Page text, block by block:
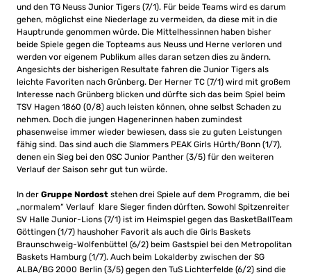
und den TG Neuss Junior Tigers (7/1). Für beide Teams wird es darum
gehen, möglichst eine Niederlage zu vermeiden, da diese mit in die
Hauptrunde genommen würde. Die Mittelhessinnen haben bisher
beide Spiele gegen die Topteams aus Neuss und Herne verloren und
werden vor eigenem Publikum alles daran setzen dies zu ändern.
Angesichts der bisherigen Resultate fahren die Junior Tigers als
leichte Favoriten nach Grünberg. Der Herner TC (7/1) wird mit großem
Interesse nach Grünberg blicken und dürfte sich das beim Spiel beim
TSV Hagen 1860 (0/8) auch leisten können, ohne selbst Schaden zu
nehmen. Doch die jungen Hagenerinnen haben zumindest
phasenweise immer wieder bewiesen, dass sie zu guten Leistungen
fähig sind. Das sind auch die Slammers PEAK Girls Hürth/Bonn (1/7),
denen ein Sieg bei den OSC Junior Panther (3/5) für den weiteren
Verlauf der Saison sehr gut tun würde.
In der Gruppe Nordost stehen drei Spiele auf dem Programm, die bei
„normalem“ Verlauf klare Sieger finden dürften. Sowohl Spitzenreiter
SV Halle Junior-Lions (7/1) ist im Heimspiel gegen das BasketBallTeam
Göttingen (1/7) haushoher Favorit als auch die Girls Baskets
Braunschweig-Wolfenbüttel (6/2) beim Gastspiel bei den Metropolitan
Baskets Hamburg (1/7). Auch beim Lokalderby zwischen der SG
ALBA/BG 2000 Berlin (3/5) gegen den TuS Lichterfelde (6/2) sind die